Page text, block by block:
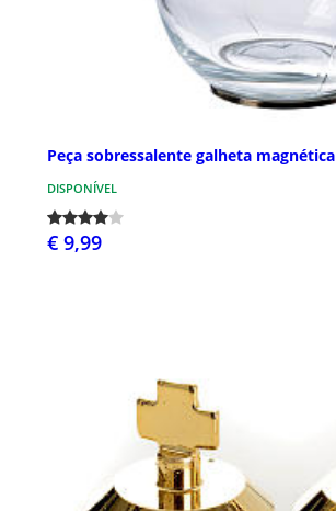
Peça sobressalente galheta magnética
DISPONÍVEL
€ 9,99